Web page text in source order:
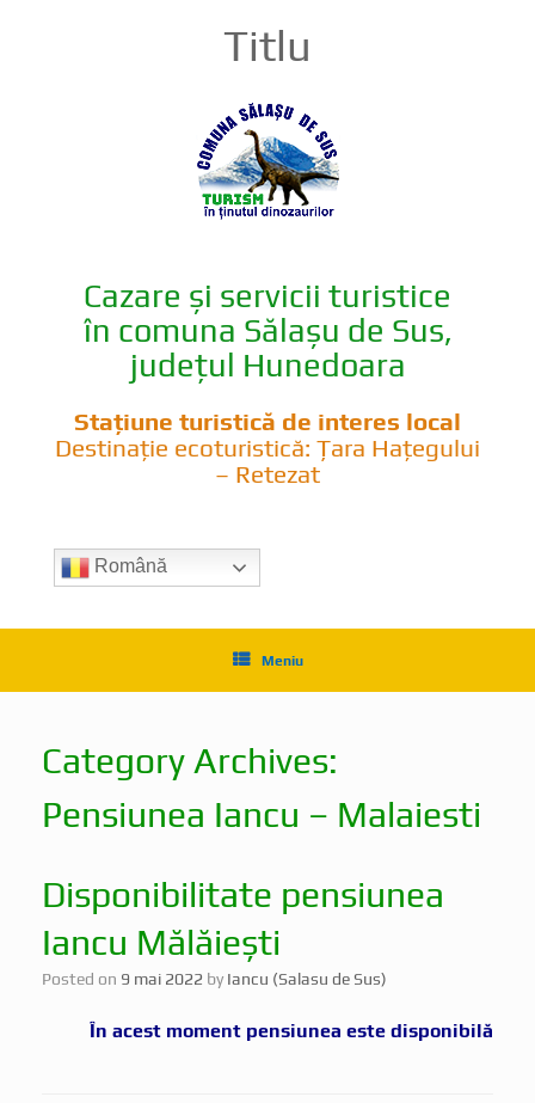
Titlu
Cazare și servicii turistice
în comuna Sălașu de Sus,
județul Hunedoara
Stațiune turistică de interes local
Destinație ecoturistică: Țara Hațegului
– Retezat
Română
Meniu
Category Archives:
Pensiunea Iancu – Malaiesti
Disponibilitate pensiunea
Iancu Mălăiești
Posted on 9 mai 2022 by Iancu (Salasu de Sus)
În acest moment pensiunea este disponibilă